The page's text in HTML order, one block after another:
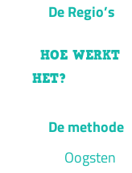
De Regio’s
HOE WERKT
HET?
De methode
Oogsten